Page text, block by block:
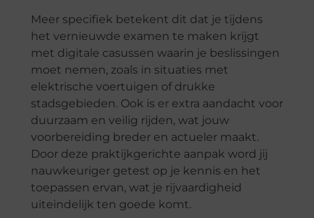
Meer specifiek betekent dit dat je tijdens
het vernieuwde examen te maken krijgt
met digitale casussen waarin je beslissingen
moet nemen, zoals in situaties met
elektrische voertuigen of drukke
stadsgebieden. Ook is er extra aandacht voor
duurzaam en veilig rijden, wat jouw
voorbereiding breder en actueler maakt.
Door deze praktijkgerichte aanpak word jij
nauwkeuriger getest op je kennis en het
toepassen ervan, wat je rijvaardigheid
uiteindelijk ten goede komt.